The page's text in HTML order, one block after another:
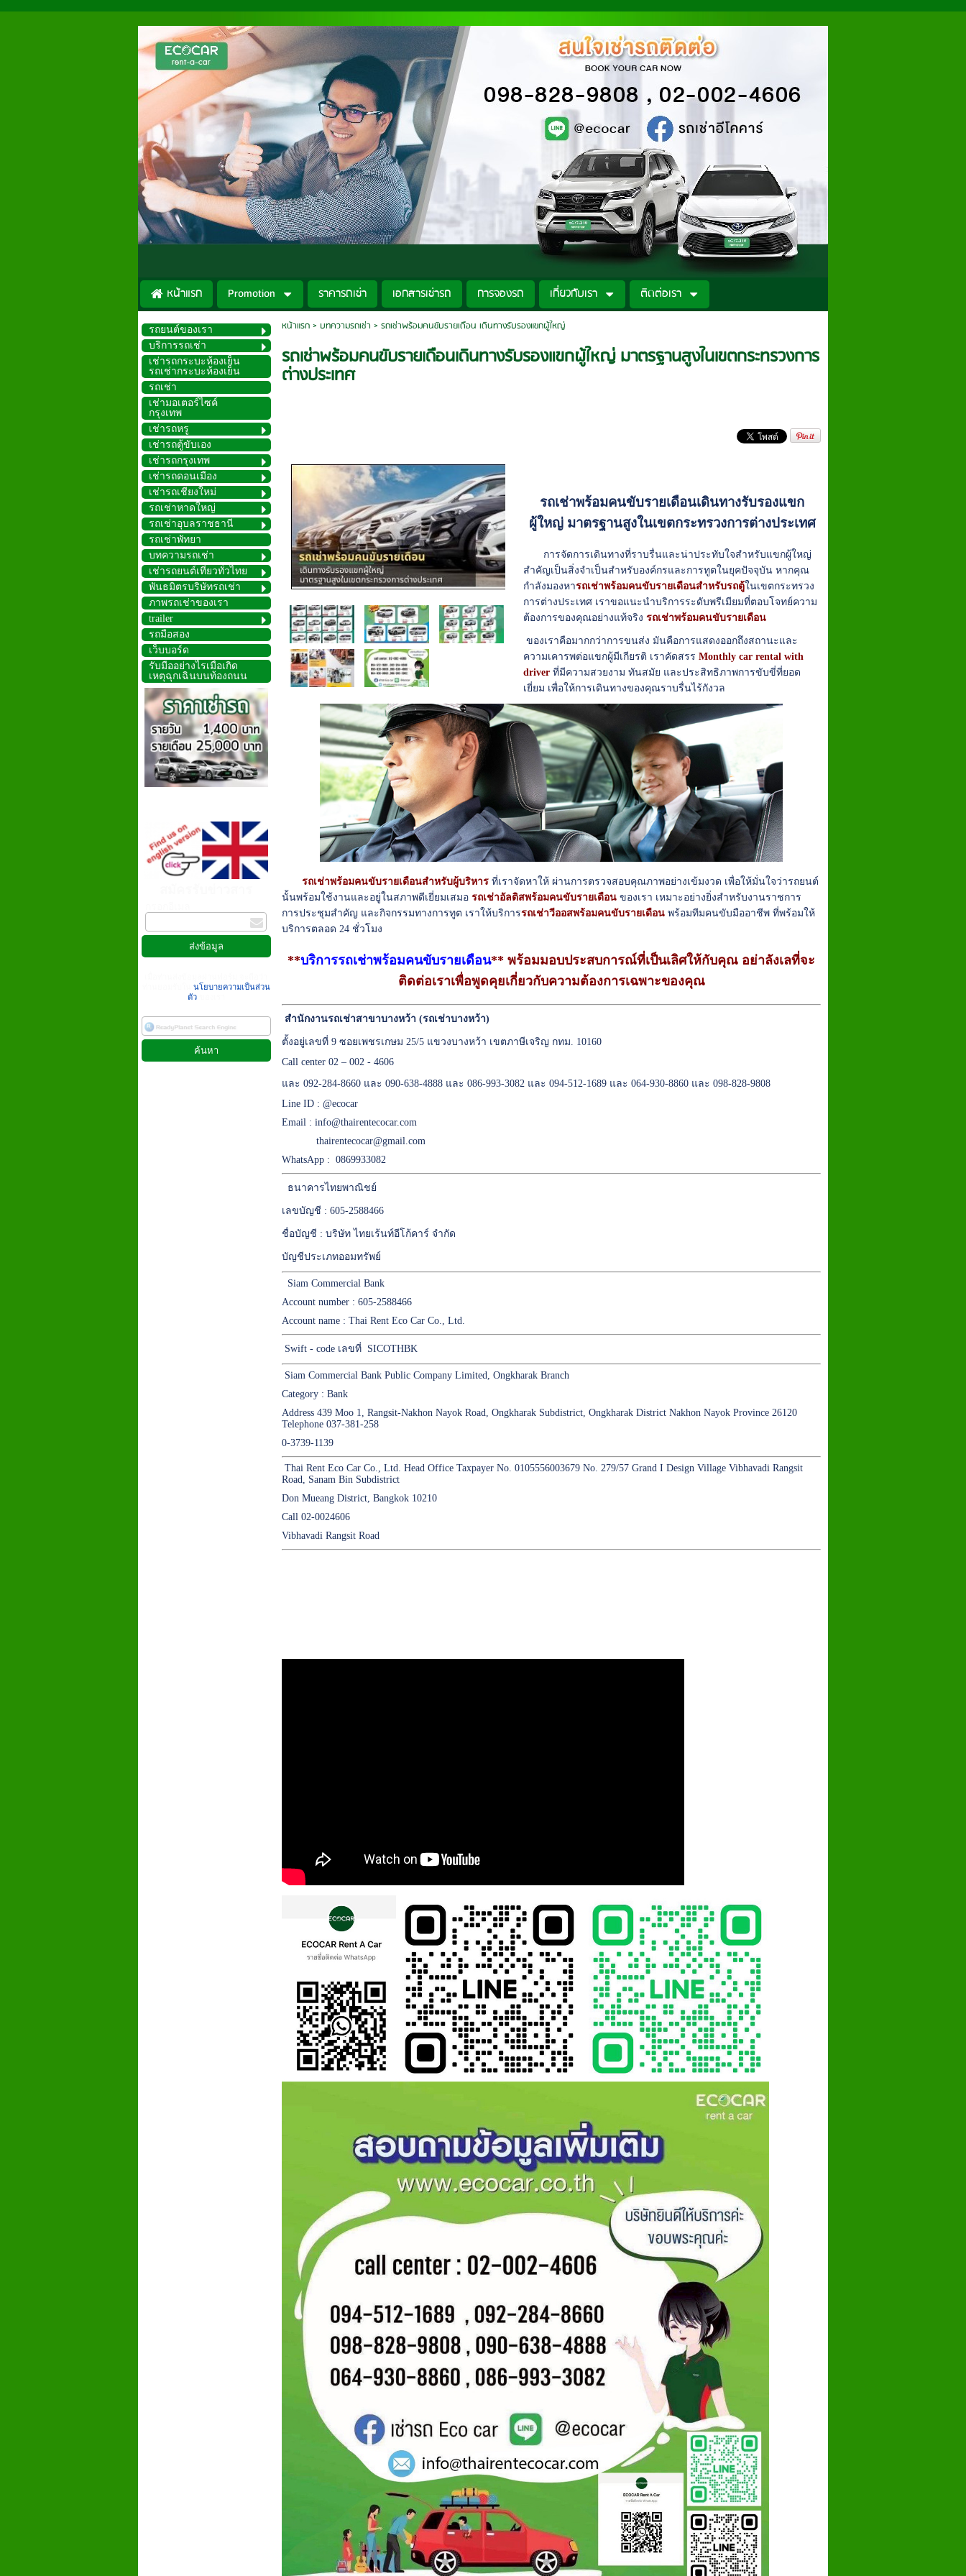
หน้าแรก Promotion ราคารถเช่า เอกสารเช่ารถ การจองรถ เกี่ยวกับเรา ติดต่อเรา
รถยนต์ของเรา
บริการรถเช่า
เช่ารถกระบะห้องเย็น
รถเช่ากระบะห้องเย็น
รถเช่า
เช่ามอเตอร์ไซค์
กรุงเทพ
เช่ารถหรู
เช่ารถตู้ขับเอง
เช่ารถกรุงเทพ
เช่ารถดอนเมือง
เช่ารถเชียงใหม่
รถเช่าหาดใหญ่
รถเช่าอุบลราชธานี
รถเช่าพัทยา
บทความรถเช่า
เช่ารถยนต์เที่ยวทั่วไทย
พันธมิตรบริษัทรถเช่า
ภาพรถเช่าของเรา
trailer
รถมือสอง
เว็บบอร์ด
รับมืออย่างไรเมื่อเกิด
เหตุฉุกเฉินบนท้องถนน
นโยบายความเป็นส่วน
ตัว
หน้าแรก> บทความรถเช่า > รถเช่าพร้อมคนขับรายเดือน เดินทางรับรองแขกผู้ใหญ่
รถเช่าพร้อมคนขับรายเดือนเดินทางรับรองแขกผู้ใหญ่ มาตรฐานสูงในเขตกระทรวงการ
ต่างประเทศ
รถเช่าพร้อมคนขับรายเดือนเดินทางรับรองแขก
ผู้ใหญ่ มาตรฐานสูงในเขตกระทรวงการต่างประเทศ
การจัดการเดินทางที่ราบรื่นและน่าประทับใจสำหรับแขกผู้ใหญ่
สำคัญเป็นสิ่งจำเป็นสำหรับองค์กรและการทูตในยุคปัจจุบัน หากคุณ
กำลังมองหารถเช่าพร้อมคนขับรายเดือนสำหรับรถตู้ในเขตกระทรวง
การต่างประเทศ เราขอแนะนำบริการระดับพรีเมียมที่ตอบโจทย์ความ
ต้องการของคุณอย่างแท้จริงรถเช่าพร้อมคนขับรายเดือน
ของเราคือมากกว่าการขนส่ง มันคือการแสดงออกถึงสถานะและ
ความเคารพต่อแขกผู้มีเกียรติ เราคัดสรร Monthly car rental with
driver ที่มีความสวยงาม ทันสมัย และประสิทธิภาพการขับขี่ที่ยอด
เยี่ยม เพื่อให้การเดินทางของคุณราบรื่นไร้กังวล
รถเช่าพร้อมคนขับรายเดือนสำหรับผู้บริหาร ที่เราจัดหาให้ ผ่านการตรวจสอบคุณภาพอย่างเข้มงวด เพื่อให้มั่นใจว่ารถยนต์
นั้นพร้อมใช้งานและอยู่ในสภาพดีเยี่ยมเสมอรถเช่าอัลติสพร้อมคนขับรายเดือน ของเรา เหมาะอย่างยิ่งสำหรับงานราชการ
การประชุมสำคัญ และกิจกรรมทางการทูต เราให้บริการรถเช่าวีออสพร้อมคนขับรายเดือน พร้อมทีมคนขับมืออาชีพ ที่พร้อมให้
บริการตลอด 24 ชั่วโมง
**บริการรถเช่าพร้อมคนขับรายเดือน** พร้อมมอบประสบการณ์ที่เป็นเลิศให้กับคุณ อย่าลังเลที่จะ
ติดต่อเราเพื่อพูดคุยเกี่ยวกับความต้องการเฉพาะของคุณ
สำนักงานรถเช่าสาขาบางหว้า (รถเช่าบางหว้า)
ตั้งอยู่เลขที่ 9 ซอยเพชรเกษม 25/5 แขวงบางหว้า เขตภาษีเจริญ กทม. 10160
Call center 02 – 002 - 4606
และ 092-284-8660 และ 090-638-4888 และ 086-993-3082 และ 094-512-1689 และ 064-930-8860 และ 098-828-9808
Line ID :@ecocar
Email :info@thairentecocar.com
thairentecocar@gmail.com
WhatsApp : 0869933082
ธนาคารไทยพาณิชย์
เลขบัญชี : 605-2588466
ชื่อบัญชี : บริษัท ไทยเร้นท์อีโก้คาร์ จำกัด
บัญชีประเภทออมทรัพย์
Siam Commercial Bank
Account number : 605-2588466
Account name : Thai Rent Eco Car Co., Ltd.
Swift - code เลขที่ SICOTHBK
Siam Commercial Bank Public Company Limited, Ongkharak Branch
Category : Bank
Address 439 Moo 1, Rangsit-Nakhon Nayok Road, Ongkharak Subdistrict, Ongkharak District Nakhon Nayok Province 26120
Telephone 037-381-258
0-3739-1139
Thai Rent Eco Car Co., Ltd. Head Office Taxpayer No. 0105556003679 No. 279/57 Grand I Design Village Vibhavadi Rangsit
Road, Sanam Bin Subdistrict
Don Mueang District, Bangkok 10210
Call 02-0024606
Vibhavadi Rangsit Road